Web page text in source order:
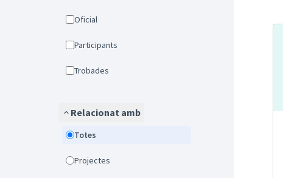
Oficial
Participants
Trobades
Relacionat amb
Totes
Projectes